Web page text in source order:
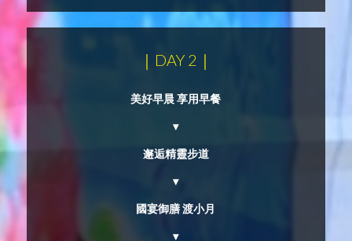
｜DAY 2｜
美好早晨 享用早餐
▾
邂逅精靈步道
▾
國宴御膳 渡小月
▾